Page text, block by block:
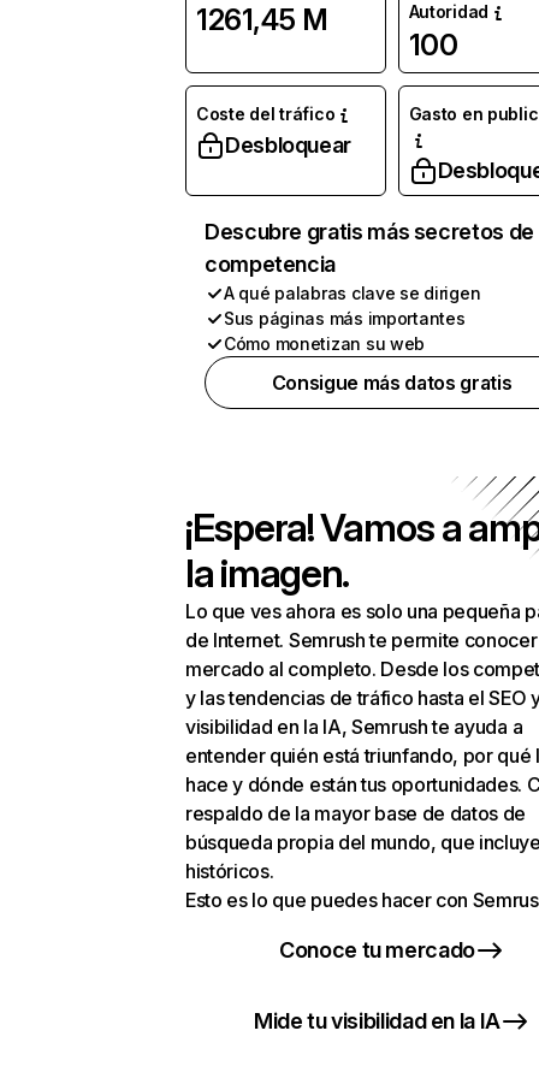
1261,45 M
Autoridad
100
Coste del tráfico
Desbloquear
Gasto en
Descubre gratis más secretos de
competencia
A qué palabras clave se dirigen
Sus páginas más importantes
Cómo monetizan su web
Consigue más datos gratis
¡Espera! Vamos a
la imagen.
Lo que ves ahora es solo una pequeña
de Internet. Semrush te permite
mercado al completo. Desde los
y las tendencias de tráfico hasta el SEO
visibilidad en la IA, Semrush te ayuda a
entender quién está triunfando, por qué
hace y dónde están tus oportunidades.
respaldo de la mayor base de datos de
búsqueda propia del mundo, que
históricos.
Esto es lo que puedes hacer con
Conoce tu mercado
Mide tu visibilidad en la IA